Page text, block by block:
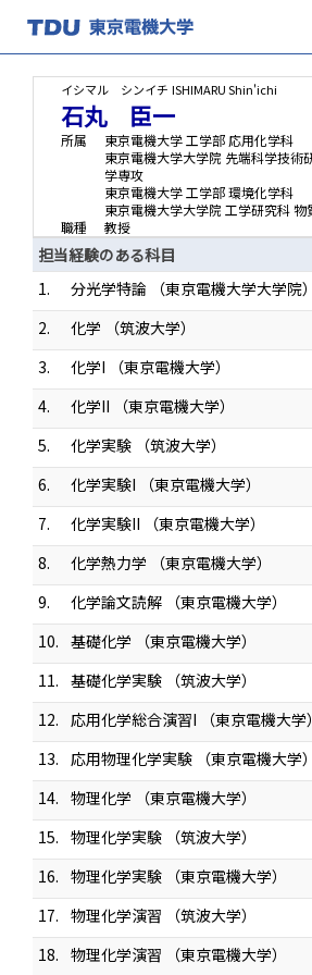
イシマル シンイチ ISHIMARU Shin'ichi
石丸 臣一
所属
東京電機大学 工学部 応用化学科
東京電機大学大学院 先端科学技術
学専攻
東京電機大学 工学部 環境化学科
東京電機大学大学院 工学研究科 物
職種
教授
担当経験のある科目
1.
分光学特論 （東京電機大学大学院）
2.
化学 （筑波大学）
3.
化学I （東京電機大学）
4.
化学II （東京電機大学）
5.
化学実験 （筑波大学）
6.
化学実験I （東京電機大学）
7.
化学実験II （東京電機大学）
8.
化学熱力学 （東京電機大学）
9.
化学論文読解 （東京電機大学）
10. 基礎化学 （東京電機大学）
11. 基礎化学実験 （筑波大学）
12. 応用化学総合演習I （東京電機大学）
13. 応用物理化学実験 （東京電機大学）
14. 物理化学 （東京電機大学）
15. 物理化学実験 （筑波大学）
16. 物理化学実験 （東京電機大学）
17. 物理化学演習 （筑波大学）
18. 物理化学演習 （東京電機大学）